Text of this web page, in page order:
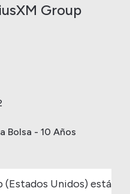
Group
Bolsa - 10 Años
(Estados Unidos) está